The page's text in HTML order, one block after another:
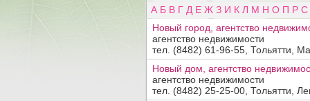
А Б В Г Д Е Ж З И К Л М Н О П Р С
Новый город, агентство
агентство недвижимости
тел. (8482) 61-96-55, Тольятти,
Новый дом, агентство
агентство недвижимости
тел. (8482) 25-25-00, Тольятти,